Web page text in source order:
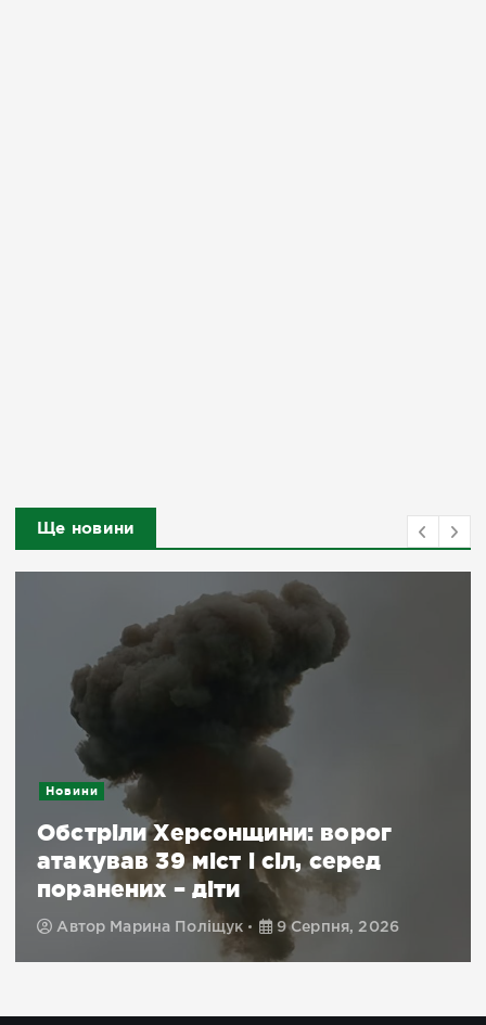
Ще новини
Новини
Обстріли Херсонщини: ворог
атакував 39 міст і сіл, серед
поранених – діти
Автор Марина Поліщук 9 Серпня, 2026